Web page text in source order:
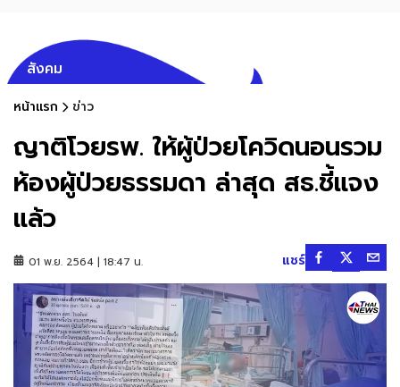
สังคม
หน้าแรก ข่าว
ญาติโวยรพ. ให้ผู้ป่วยโควิดนอนรวม
ห้องผู้ป่วยธรรมดา ล่าสุด สธ.ชี้แจง
แล้ว
01 พ.ย. 2564 | 18:47 น. แชร์